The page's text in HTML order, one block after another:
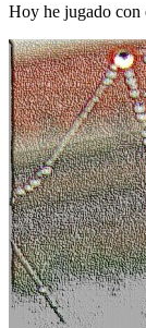
Hoy he jugado con